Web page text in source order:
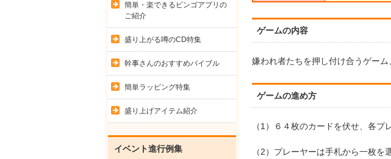
簡単・楽できるビンゴアプリの
ご紹介
盛り上がる噂のCD特集
幹事さんのおすすめバイブル
簡単ラッピング特集
盛り上げアイテム紹介
イベント進行例集
ゲームの内容
嫌われ者たちを押し付け合うゲーム
ゲームの進め方
（1）６４枚のカードを伏せ、各プ
（2）プレーヤーは手札から一枚